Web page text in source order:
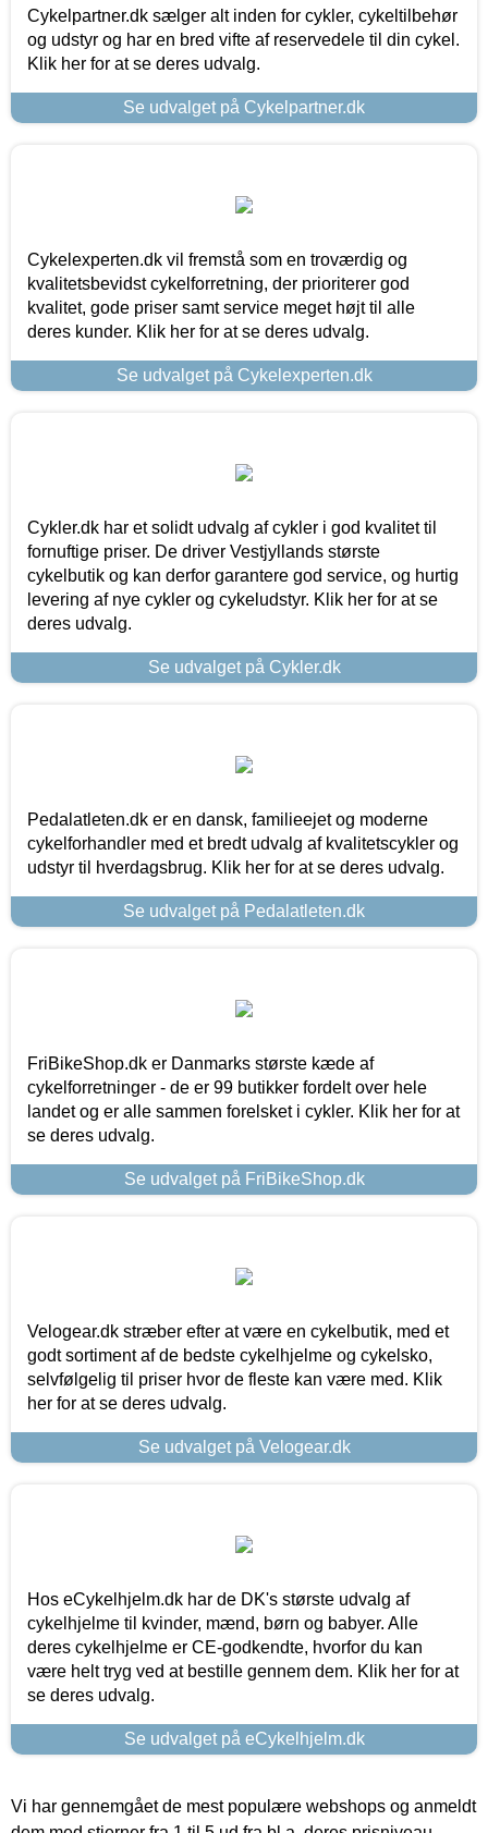
Cykelpartner.dk sælger alt inden for cykler, cykeltilbehør
og udstyr og har en bred vifte af reservedele til din cykel.
Klik her for at se deres udvalg.
Se udvalget på Cykelpartner.dk
Cykelexperten.dk vil fremstå som en troværdig og
kvalitetsbevidst cykelforretning, der prioriterer god
kvalitet, gode priser samt service meget højt til alle
deres kunder. Klik her for at se deres udvalg.
Se udvalget på Cykelexperten.dk
Cykler.dk har et solidt udvalg af cykler i god kvalitet til
fornuftige priser. De driver Vestjyllands største
cykelbutik og kan derfor garantere god service, og hurtig
levering af nye cykler og cykeludstyr. Klik her for at se
deres udvalg.
Se udvalget på Cykler.dk
Pedalatleten.dk er en dansk, familieejet og moderne
cykelforhandler med et bredt udvalg af kvalitetscykler og
udstyr til hverdagsbrug. Klik her for at se deres udvalg.
Se udvalget på Pedalatleten.dk
FriBikeShop.dk er Danmarks største kæde af
cykelforretninger - de er 99 butikker fordelt over hele
landet og er alle sammen forelsket i cykler. Klik her for at
se deres udvalg.
Se udvalget på FriBikeShop.dk
Velogear.dk stræber efter at være en cykelbutik, med et
godt sortiment af de bedste cykelhjelme og cykelsko,
selvfølgelig til priser hvor de fleste kan være med. Klik
her for at se deres udvalg.
Se udvalget på Velogear.dk
Hos eCykelhjelm.dk har de DK's største udvalg af
cykelhjelme til kvinder, mænd, børn og babyer. Alle
deres cykelhjelme er CE-godkendte, hvorfor du kan
være helt tryg ved at bestille gennem dem. Klik her for at
se deres udvalg.
Se udvalget på eCykelhjelm.dk
Vi har gennemgået de mest populære webshops og anmeldt